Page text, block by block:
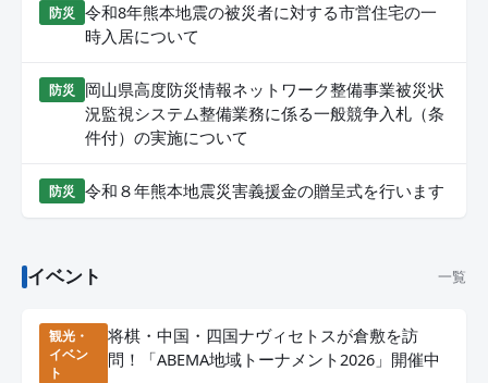
防災
令和8年熊本地震の被災者に対する市営住宅の一
時入居について
防災
岡山県高度防災情報ネットワーク整備事業被災状
況監視システム整備業務に係る一般競争入札（条
件付）の実施について
防災 令和８年熊本地震災害義援金の贈呈式を行います
イベント 一覧
観光・
イベン
ト
将棋・中国・四国ナヴィセトスが倉敷を訪
問！「ABEMA地域トーナメント2026」開催中